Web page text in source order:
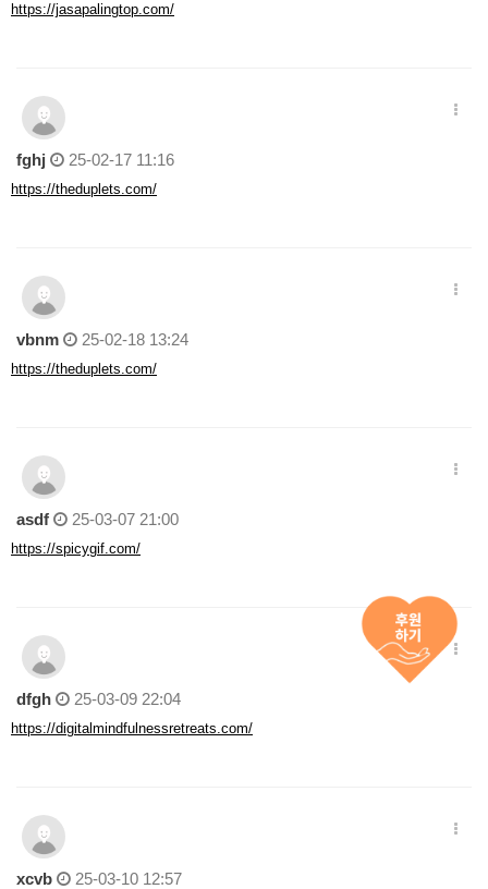
https://jasapalingtop.com/
fghj 25-02-17 11:16
https://theduplets.com/
vbnm 25-02-18 13:24
https://theduplets.com/
asdf 25-03-07 21:00
https://spicygif.com/
dfgh 25-03-09 22:04
https://digitalmindfulnessretreats.com/
xcvb 25-03-10 12:57